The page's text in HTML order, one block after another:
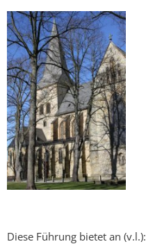
Diese Führung bietet an (v.l.):